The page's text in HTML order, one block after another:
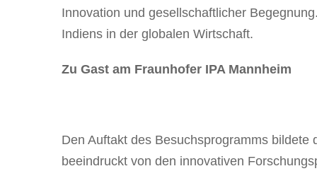
Innovation und gesellschaftlicher
Indiens in der globalen Wirtschaft.
Zu Gast am Fraunhofer IPA Mannheim
Den Auftakt des Besuchsprogramms bildete
beeindruckt von den innovativen